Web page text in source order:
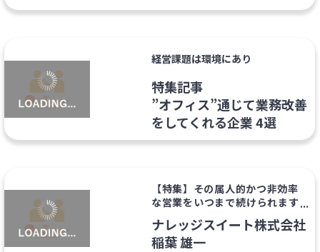
経営課題は環境にあり
特集記事
”オフィス”通じて業務改善
をしてくれる企業 4選
【特集】その属人的かつ非効率
な営業をいつまで続けられます
か？
ナレッジスイート株式会社
稲葉 雄一